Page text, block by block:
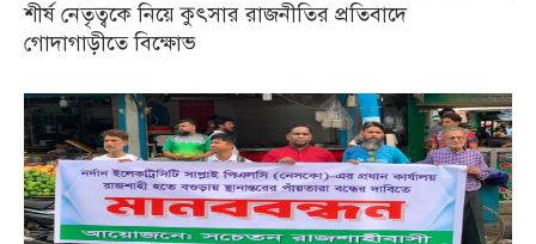
শীর্ষ নেতৃত্বকে নিয়ে কুৎসার রাজনীতির প্রতিবাদে
গোদাগাড়ীতে বিক্ষোভ